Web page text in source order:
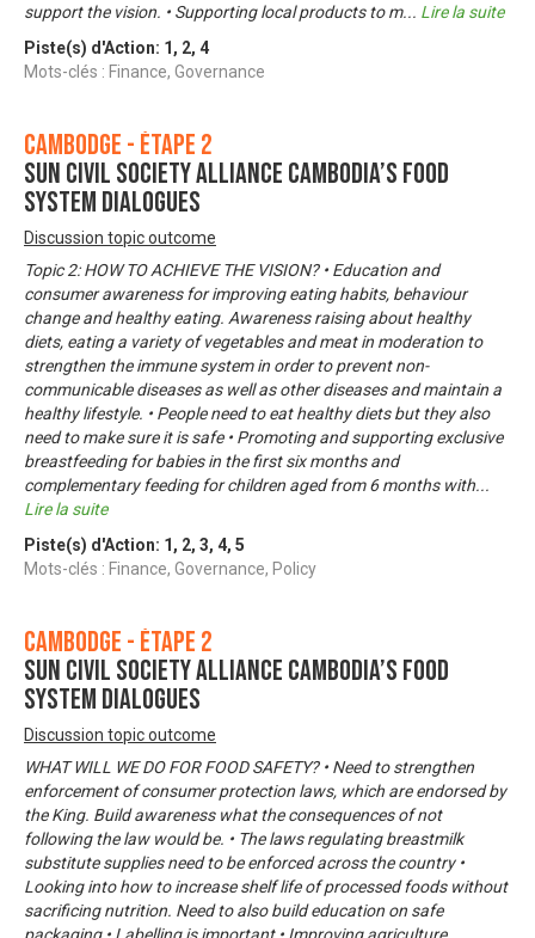
support the vision. • Supporting local products to m... Lire la suite
Piste(s) d'Action: 1 , 2, 4
Mots-clés : Finance, Governance
Cambodge - Étape 2
SUN Civil Society Alliance Cambodia’s food
system dialogues
Discussion topic outcome
Topic 2: HOW TO ACHIEVE THE VISION? • Education and
consumer awareness for improving eating habits, behaviour
change and healthy eating. Awareness raising about healthy
diets, eating a variety of vegetables and meat in moderation to
strengthen the immune system in order to prevent non-
communicable diseases as well as other diseases and maintain a
healthy lifestyle. • People need to eat healthy diets but they also
need to make sure it is safe • Promoting and supporting exclusive
breastfeeding for babies in the first six months and
complementary feeding for children aged from 6 months with...
Lire la suite
Piste(s) d'Action: 1 , 2, 3, 4, 5
Mots-clés : Finance, Governance, Policy
Cambodge - Étape 2
SUN Civil Society Alliance Cambodia’s food
system dialogues
Discussion topic outcome
WHAT WILL WE DO FOR FOOD SAFETY? • Need to strengthen
enforcement of consumer protection laws, which are endorsed by
the King. Build awareness what the consequences of not
following the law would be. • The laws regulating breastmilk
substitute supplies need to be enforced across the country •
Looking into how to increase shelf life of processed foods without
sacrificing nutrition. Need to also build education on safe
packaging • Labelling is important • Improving agriculture